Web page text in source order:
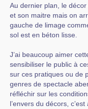
Au dernier plan, le
et son maitre mais on
gauche de limage
sol est en béton lisse.
J’ai beaucoup aimer
sensibiliser le public à
sur ces pratiques ou de
genres de spectacle
réfléchir sur les
l’envers du décors,